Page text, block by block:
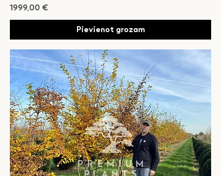
Cena
1999,00 €
Pievienot grozam